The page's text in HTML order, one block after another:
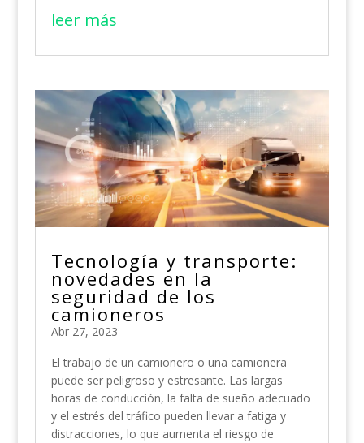
leer más
Tecnología y transporte:
novedades en la
seguridad de los
camioneros
Abr 27, 2023
El trabajo de un camionero o una camionera
puede ser peligroso y estresante. Las largas
horas de conducción, la falta de sueño adecuado
y el estrés del tráfico pueden llevar a fatiga y
distracciones, lo que aumenta el riesgo de